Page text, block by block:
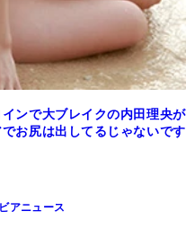
ンで大ブレイクの内田理央が
お尻は出してるじゃないです
アニュース